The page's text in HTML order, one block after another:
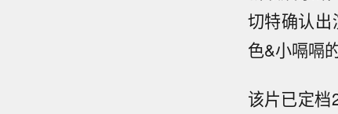
切特确认
色&小嗝嗝
该片已定档